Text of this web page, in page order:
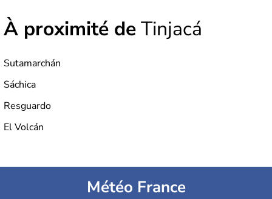
À proximité deTinjacá
Sutamarchán
Sáchica
Resguardo
El Volcán
Météo France